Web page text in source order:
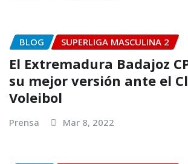
BLOG SUPERLIGA MASCULINA 2
El Extremadura Badajoz
su mejor versión ante el
Voleibol
Prensa Mar 8, 2022